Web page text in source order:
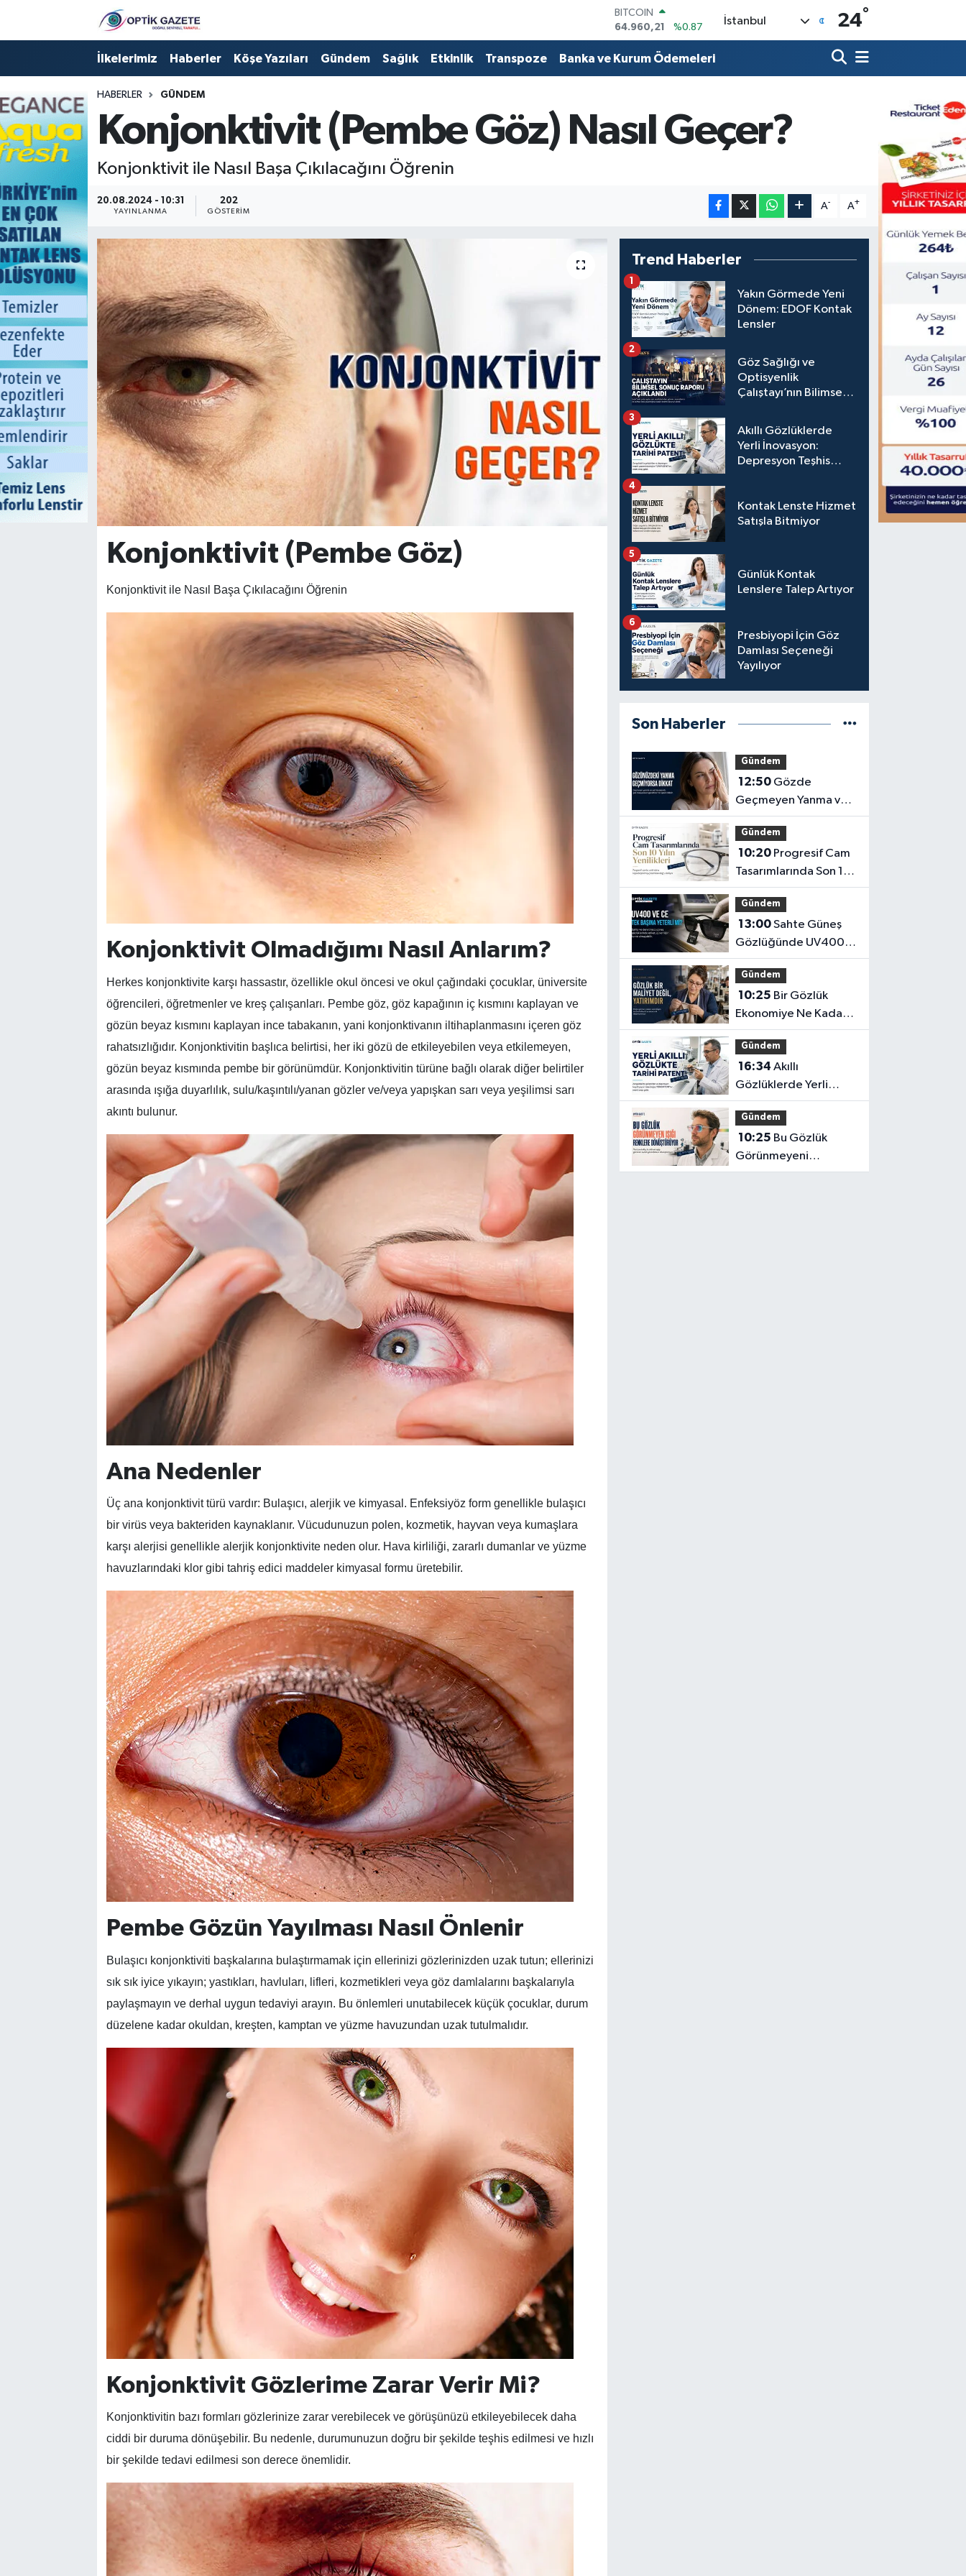
DOLAR
47,7436
%0.18
EURO
55,2510
%0.32
6660.55
%0.03
BİST100
13.779
%-14
İstanbul 24°
İlkelerimiz Haberler Köşe Yazıları Gündem Sağlık Etkinlik Transpoze Banka ve Kurum Ödemeleri
HABERLER GÜNDEM
Konjonktivit (Pembe Göz) Nasıl Geçer?
Konjonktivit ile Nasıl Başa Çıkılacağını Öğrenin
20.08.2024 - 10:31
YAYINLANMA
202
GÖSTERIM
A- A+
Konjonktivit (Pembe Göz)
Konjonktivit ile Nasıl Başa Çıkılacağını Öğrenin
Konjonktivit Olmadığımı Nasıl Anlarım?
Herkes konjonktivite karşı hassastır, özellikle okul öncesi ve okul çağındaki çocuklar, üniversite
öğrencileri, öğretmenler ve kreş çalışanları. Pembe göz, göz kapağının iç kısmını kaplayan ve
gözün beyaz kısmını kaplayan ince tabakanın, yani konjonktivanın iltihaplanmasını içeren göz
rahatsızlığıdır. Konjonktivitin başlıca belirtisi, her iki gözü de etkileyebilen veya etkilemeyen,
gözün beyaz kısmında pembe bir görünümdür. Konjonktivitin türüne bağlı olarak diğer belirtiler
arasında ışığa duyarlılık, sulu/kaşıntılı/yanan gözler ve/veya yapışkan sarı veya yeşilimsi sarı
akıntı bulunur.
Ana Nedenler
Üç ana konjonktivit türü vardır: Bulaşıcı, alerjik ve kimyasal. Enfeksiyöz form genellikle bulaşıcı
bir virüs veya bakteriden kaynaklanır. Vücudunuzun polen, kozmetik, hayvan veya kumaşlara
karşı alerjisi genellikle alerjik konjonktivite neden olur. Hava kirliliği, zararlı dumanlar ve yüzme
havuzlarındaki klor gibi tahriş edici maddeler kimyasal formu üretebilir.
Pembe Gözün Yayılması Nasıl Önlenir
Bulaşıcı konjonktiviti başkalarına bulaştırmamak için ellerinizi gözlerinizden uzak tutun; ellerinizi
sık sık iyice yıkayın; yastıkları, havluları, lifleri, kozmetikleri veya göz damlalarını başkalarıyla
paylaşmayın ve derhal uygun tedaviyi arayın. Bu önlemleri unutabilecek küçük çocuklar, durum
düzelene kadar okuldan, kreşten, kamptan ve yüzme havuzundan uzak tutulmalıdır.
Konjonktivit Gözlerime Zarar Verir Mi?
Konjonktivitin bazı formları gözlerinize zarar verebilecek ve görüşünüzü etkileyebilecek daha
ciddi bir duruma dönüşebilir. Bu nedenle, durumunuzun doğru bir şekilde teşhis edilmesi ve hızlı
bir şekilde tedavi edilmesi son derece önemlidir.
Trend Haberler
Yakın Görmede Yeni
Dönem: EDOF Kontak
Lensler
1
Göz Sağlığı ve
Optisyenlik
Çalıştayı’nın Bilimsel
2
Akıllı Gözlüklerde
Yerli İnovasyon:
Depresyon Teşhis
3
Kontak Lenste Hizmet
Satışla Bitmiyor
4
Günlük Kontak
Lenslere Talep Artıyor
5
Presbiyopi İçin Göz
Damlası Seçeneği
Yayılıyor
6
Son Haberler
Gündem
12:50
Geçmeyen Yanma ve
Işık Hassasiyeti Hafife
Alınmamalı
Gündem
10:20
Tasarımlarında Son 10
Yılın Yenilikleri
Gündem
13:00Sahte Güneş
Gözlüğünde UV400
ve CE İbaresi Tek
Başına Yeterli mi?
Gündem
10:25
Ekonomiye Ne Kadar
Katkı Sağlayabilir?
Gündem
16:34 Akıllı
Gözlüklerde Yerli
İnovasyon: Depresyon
Teşhis Eden Gözlüğe
Türkpatent Onayı
Gündem
10:25
Görünmeyeni
Görüntüye
Nöbetçi Eczaneler
Hava Durumu
İstanbul Namaz Vakitleri
Trafik Durumu
Süper Lig Puan Durumu ve Fikstür
Tüm Manşetler
Son Dakika Haberleri
Haber Arşivi